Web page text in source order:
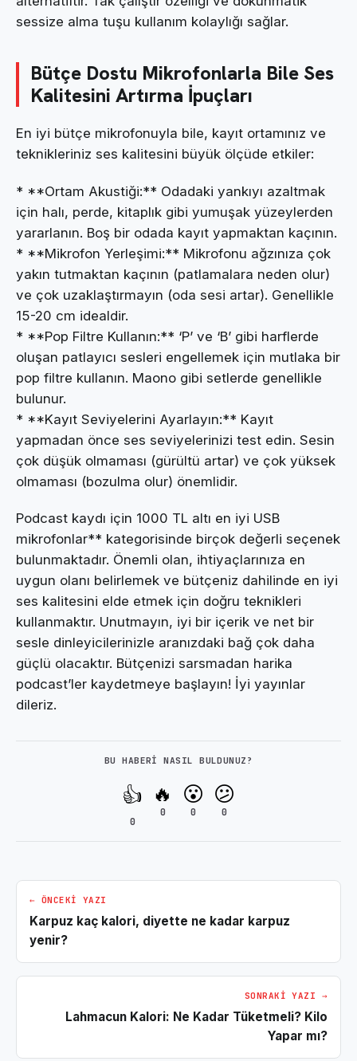
sessize alma tuşu kullanım kolaylığı sağlar.
Bütçe Dostu Mikrofonlarla Bile Ses
Kalitesini Artırma İpuçları
En iyi bütçe mikrofonuyla bile, kayıt ortamınız ve
teknikleriniz ses kalitesini büyük ölçüde etkiler:
* **Ortam Akustiği:** Odadaki yankıyı azaltmak
için halı, perde, kitaplık gibi yumuşak yüzeylerden
yararlanın. Boş bir odada kayıt yapmaktan kaçının.
* **Mikrofon Yerleşimi:** Mikrofonu ağzınıza çok
yakın tutmaktan kaçının (patlamalara neden olur)
ve çok uzaklaştırmayın (oda sesi artar). Genellikle
15-20 cm idealdir.
* **Pop Filtre Kullanın:** ‘P’ ve ‘B’ gibi harflerde
oluşan patlayıcı sesleri engellemek için mutlaka bir
pop filtre kullanın. Maono gibi setlerde genellikle
bulunur.
* **Kayıt Seviyelerini Ayarlayın:** Kayıt
yapmadan önce ses seviyelerinizi test edin. Sesin
çok düşük olmaması (gürültü artar) ve çok yüksek
olmaması (bozulma olur) önemlidir.
Podcast kaydı için 1000 TL altı en iyi USB
mikrofonlar** kategorisinde birçok değerli seçenek
bulunmaktadır. Önemli olan, ihtiyaçlarınıza en
uygun olanı belirlemek ve bütçeniz dahilinde en iyi
ses kalitesini elde etmek için doğru teknikleri
kullanmaktır. Unutmayın, iyi bir içerik ve net bir
sesle dinleyicilerinizle aranızdaki bağ çok daha
güçlü olacaktır. Bütçenizi sarsmadan harika
podcast’ler kaydetmeye başlayın! İyi yayınlar
dileriz.
BU HABERI NASIL BULDUNUZ?
👍
0
🔥
0
😮
0
😕
0
← ÖNCEKI YAZI
Karpuz kaç kalori, diyette ne kadar karpuz
yenir?
SONRAKI YAZI →
Lahmacun Kalori: Ne Kadar Tüketmeli? Kilo
Yapar mı?